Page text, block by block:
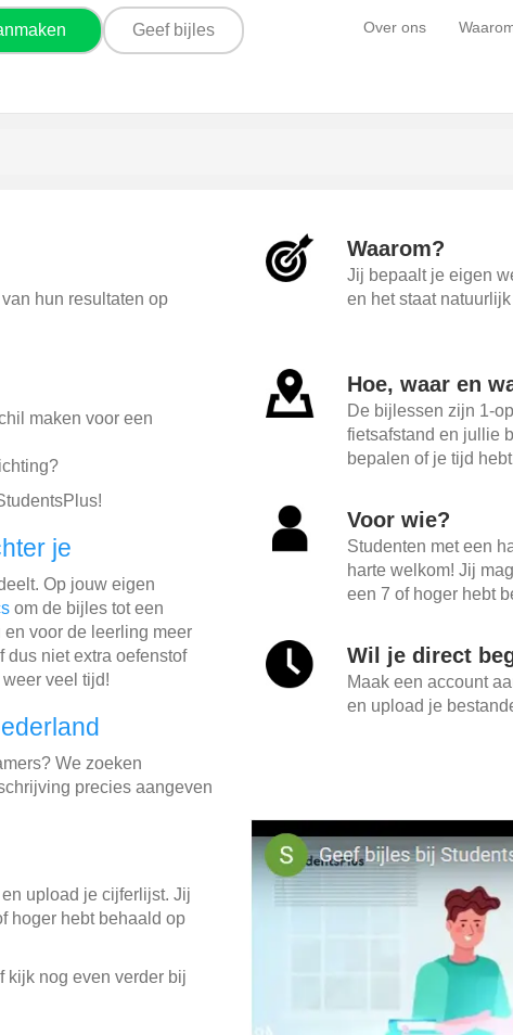
Geef bijles Over ons
hun resultaten op
maken voor een
je
Op jouw eigen
om de bijles tot een
voor de leerling meer
dus niet extra oefenstof
veel tijd!
We zoeken
precies aangeven
upload je cijferlijst. Jij
hoger hebt behaald op
kijk nog even verder bij
Waarom?
Jij bepaalt je eigen
en het staat
Hoe, waar en
De bijlessen zijn 1-
fietsafstand en jullie
bepalen of je tijd
Voor wie?
Studenten met een
harte welkom! Jij
een 7 of hoger hebt
Wil je direct
Maak een account
en upload je